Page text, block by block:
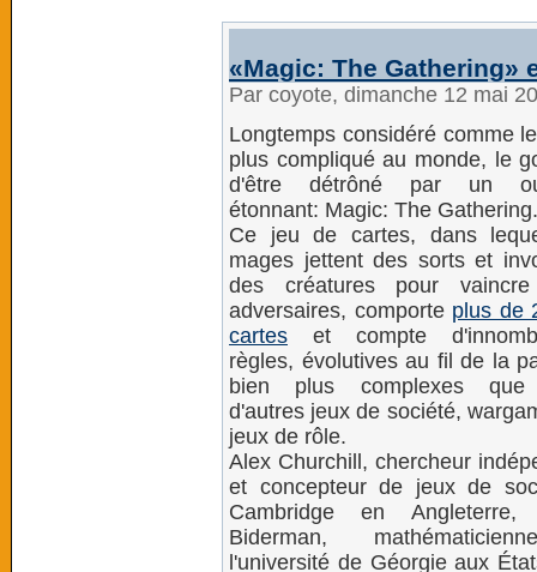
«Magic: The Gathering»
Par coyote, dimanche 12 mai
Longtemps considéré comme
plus compliqué au monde, le
d'être détrôné par un
étonnant: Magic: The Gathering.
Ce jeu de cartes, dans
mages jettent des sorts et
des créatures pour
adversaires, comporte plus de
cartes et compte
règles, évolutives au fil de la
bien plus complexes que
d'autres jeux de société,
jeux de rôle.
Alex Churchill, chercheur
et concepteur de jeux de
Cambridge en Angleterre,
Biderman,
l'université de Géorgie aux